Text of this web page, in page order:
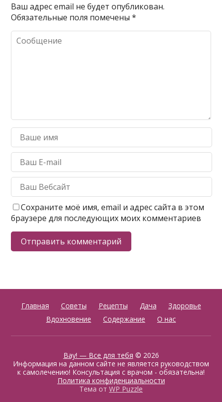
Ваш адрес email не будет опубликован.
Обязательные поля помечены*
Сохраните моё имя, email и адрес сайта в этом
браузере для последующих моих комментариев
Главная Советы Рецепты Дача
Здоровье
Вдохновение
Содержание О нас
Вау! — Все для тебя © 2026
Информация на данном сайте не является руководством
к самолечению! Консультация с врачом - обязательна!
Политика конфиденциальности
Тема от WP Puzzle